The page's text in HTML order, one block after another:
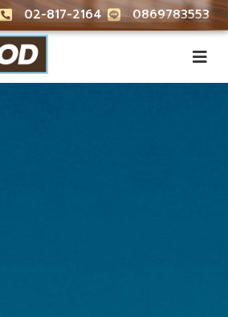
02-817-2164 0869783553